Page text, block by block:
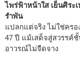
ไพร่ฟ้าหน้าใส เย็นศิระ
รำพัน
แปลกแต่จริง ไม่ใช่ครอ
47 ปี แม้เสด็จสู่สวรรค์
อาวรณ์ไม่จืดจาง